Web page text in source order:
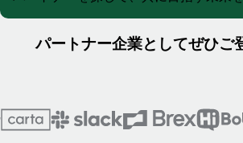
パートナー企業としてぜひご